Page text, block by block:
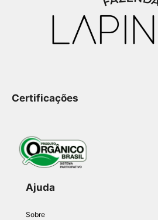
Certificações
Ajuda
Sobre